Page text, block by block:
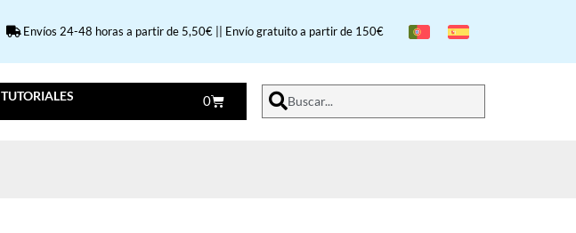
Envíos 24-48 horas a partir de 5,50€ || Envío gratuito a partir de 150€
TUTORIALES 0 Buscar...